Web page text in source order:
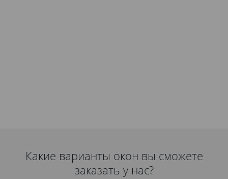
Какие варианты окон вы сможете
заказать у нас?